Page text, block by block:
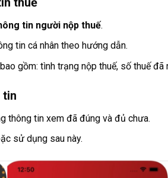
tin người nộp thuế.
tin cá nhân theo hướng dẫn.
gồm: tình trạng nộp thuế, số thuế đã
tin
thông tin xem đã đúng và đủ chưa.
sử dụng sau này.